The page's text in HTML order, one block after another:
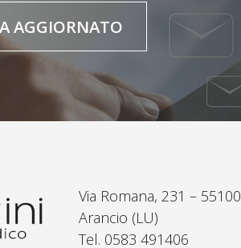
AGGIORNATO
Via Romana, 231 – 55100
Arancio (LU)
Tel. 0583 491406